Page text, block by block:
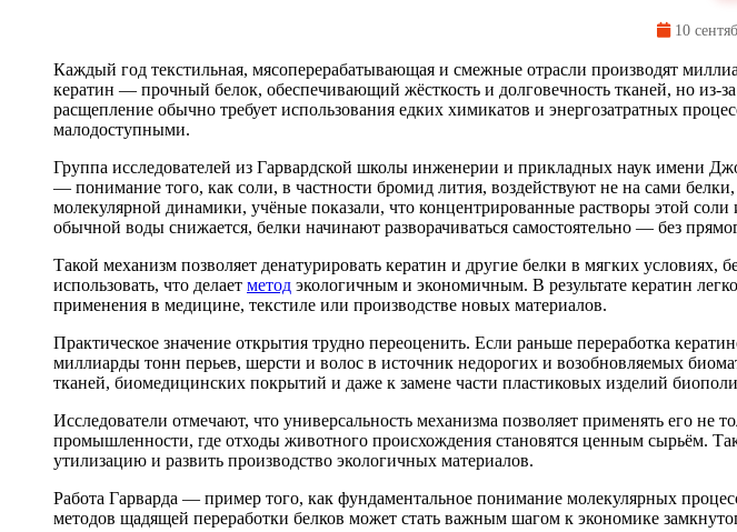
10
Каждый год текстильная, мясоперерабатывающая и смежные отрасли производят
кератин — прочный белок, обеспечивающий жёсткость и долговечность тканей, но из-
расщепление обычно требует использования едких химикатов и энергозатратных
малодоступными.
Группа исследователей из Гарвардской школы инженерии и прикладных наук имени
— понимание того, как соли, в частности бромид лития, воздействуют не на сами
молекулярной динамики, учёные показали, что концентрированные растворы этой соли
обычной воды снижается, белки начинают разворачиваться самостоятельно — без
Такой механизм позволяет денатурировать кератин и другие белки в мягких
использовать, что делает метод экологичным и экономичным. В результате кератин
применения в медицине, текстиле или производстве новых материалов.
Практическое значение открытия трудно переоценить. Если раньше переработка
миллиарды тонн перьев, шерсти и волос в источник недорогих и возобновляемых
тканей, биомедицинских покрытий и даже к замене части пластиковых изделий
Исследователи отмечают, что универсальность механизма позволяет применять его
промышленности, где отходы животного происхождения становятся ценным сырьём.
утилизацию и развить производство экологичных материалов.
Работа Гарварда — пример того, как фундаментальное понимание молекулярных
методов щадящей переработки белков может стать важным шагом к экономике